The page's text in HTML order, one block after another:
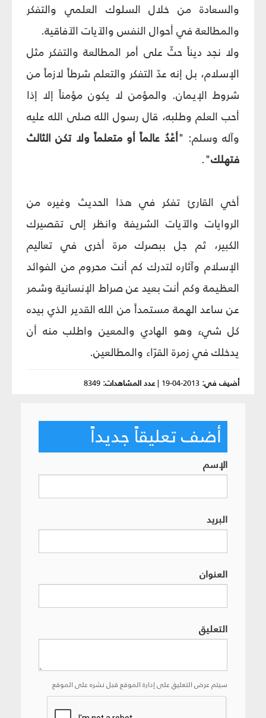
والسعادة من خلال السلوك العلمي والتفكر
والمطالعة في أحوال النفس والآيات الآفاقية.
ولا نجد ديناً حثّ على أمر المطالعة والتفكر مثل
الإسلام، بل إنه عدّ التفكر والتعلم شرطاً لازماً من
شروط الإيمان. والمؤمن لا يكون مؤمناً إلا إذا
أحب العلم وطلبه، قال رسول الله صلى الله عليه
وآله وسلم: "أعْدُ عالماً أو متعلماً ولا تكن الثالث
فتهلك".
أخي القارئ تفكر في هذا الحديث وغيره من
الروايات والآيات الشريفة وانظر إلى تقصيرك
الكبير، ثم جل ببصرك مرة أخرى في تعاليم
الإسلام وآثاره لتدرك كم أنت محروم من الفوائد
العظيمة وكم أنت بعيد عن صراط الإنسانية وشمر
عن ساعد الهمة مستمداً من الله القدير الذي بيده
كل شيء وهو الهادي والمعين واطلب منه أن
يدخلك في زمرة القرّاء والمطالعين.
أضيف في: 2013-04-19
|عدد المشاهدات: 8349
أضف تعليقاً جديداً
الإسم
البريد
العنوان
التعليق
سيتم عرض التعليق على إدارة الموقع قبل نشره على الموقع